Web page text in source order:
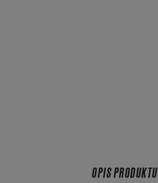
OPIS PRODUKTU